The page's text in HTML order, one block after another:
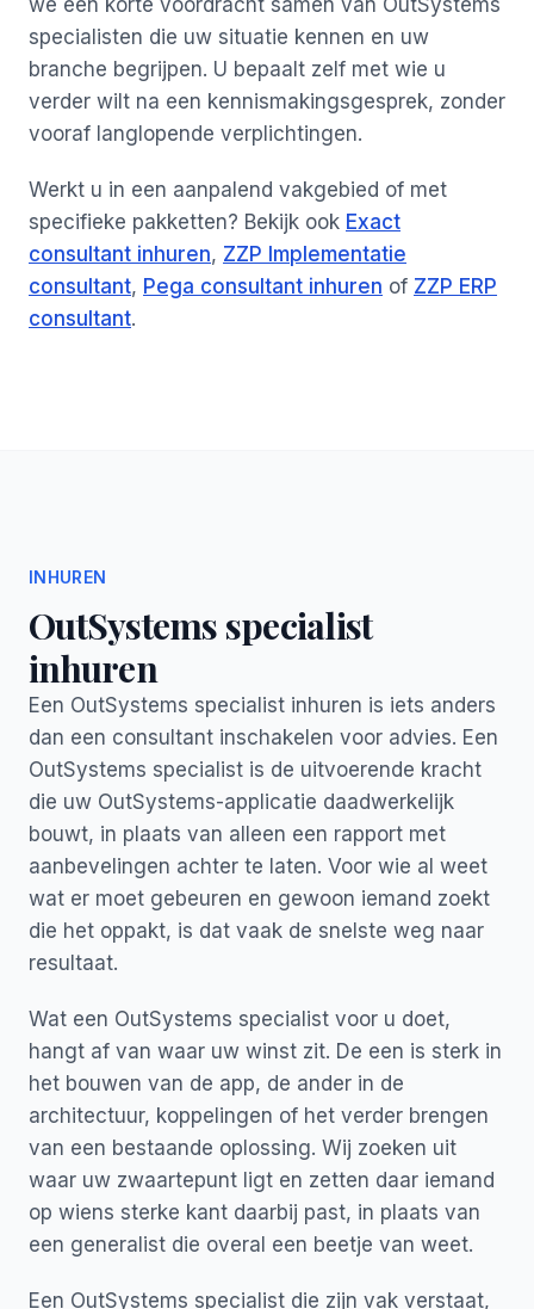
we een korte voordracht samen van OutSystems
specialisten die uw situatie kennen en uw
branche begrijpen. U bepaalt zelf met wie u
verder wilt na een kennismakingsgesprek, zonder
vooraf langlopende verplichtingen.
Werkt u in een aanpalend vakgebied of met
specifieke pakketten? Bekijk ook Exact
consultant inhuren, ZZP Implementatie
consultant, Pega consultant inhuren of ZZP ERP
consultant.
INHUREN
OutSystems specialist
inhuren
Een OutSystems specialist inhuren is iets anders
dan een consultant inschakelen voor advies. Een
OutSystems specialist is de uitvoerende kracht
die uw OutSystems-applicatie daadwerkelijk
bouwt, in plaats van alleen een rapport met
aanbevelingen achter te laten. Voor wie al weet
wat er moet gebeuren en gewoon iemand zoekt
die het oppakt, is dat vaak de snelste weg naar
resultaat.
Wat een OutSystems specialist voor u doet,
hangt af van waar uw winst zit. De een is sterk in
het bouwen van de app, de ander in de
architectuur, koppelingen of het verder brengen
van een bestaande oplossing. Wij zoeken uit
waar uw zwaartepunt ligt en zetten daar iemand
op wiens sterke kant daarbij past, in plaats van
een generalist die overal een beetje van weet.
Een OutSystems specialist die zijn vak verstaat,